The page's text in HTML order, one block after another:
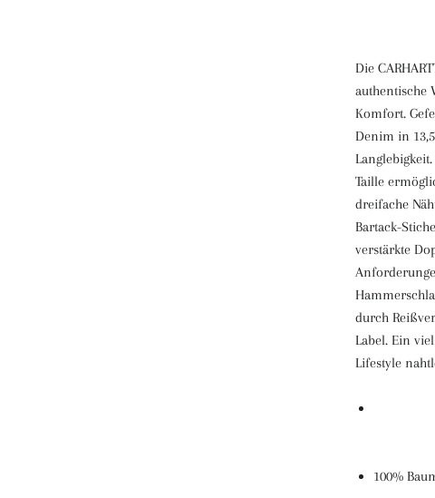
Die
authentische
Komfort.
Denim in
Taille
dreifache
Bartack-
verstärkte
durch
Label. Ein
Lifestyle
100%